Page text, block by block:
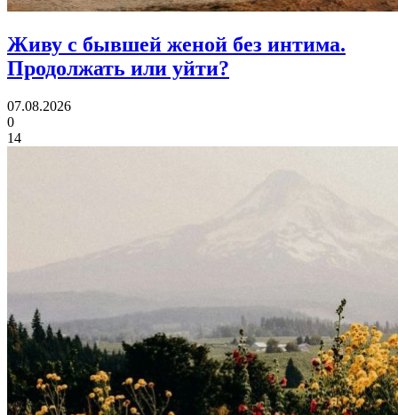
Живу с бывшей женой без интима.
Продолжать или уйти?
07.08.2026
0
14